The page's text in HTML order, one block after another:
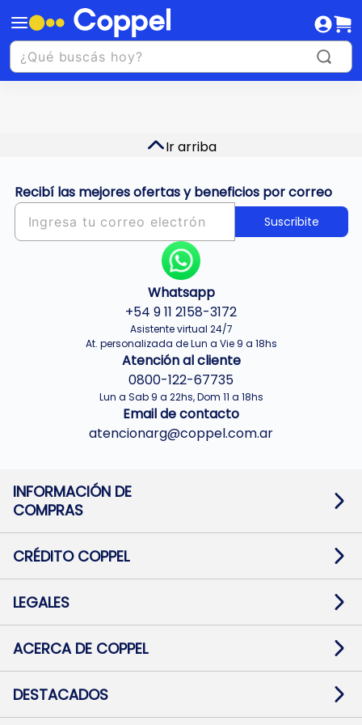
Ir arriba
Recibí las mejores ofertas y beneficios por correo
Suscribite
Whatsapp
+54 9 11 2158-3172
Asistente virtual 24/7
At. personalizada de Lun a Vie 9 a 18hs
Atención al cliente
0800-122-67735
Lun a Sab 9 a 22hs, Dom 11 a 18hs
Email de contacto
atencionarg@coppel.com.ar
INFORMACIÓN DE
COMPRAS
Términos y condiciones
Botón de arrepentimiento
Mapa de sitio
CRÉDITO COPPEL
Solicitar Crédito
Medios de Pago
Pago Fácil Online
LEGALES
Baja contratos
Defensa al consumidor CABA
ACERCA DE COPPEL
Trabajá con Nosotros
Preguntas Frecuentes
DESTACADOS